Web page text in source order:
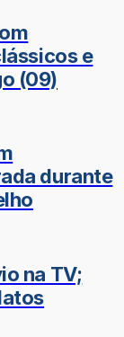
e
(09)
durante
na TV;